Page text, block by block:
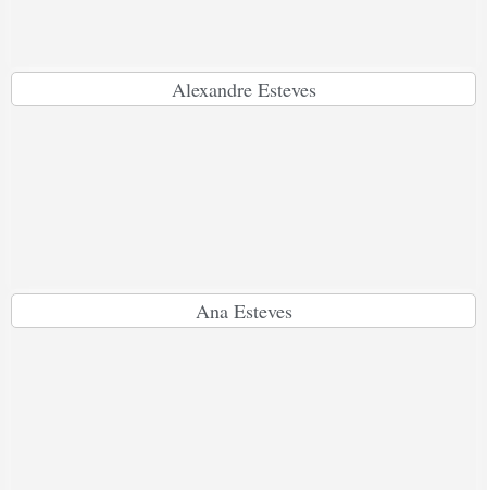
Alexandre Esteves
Ana Esteves